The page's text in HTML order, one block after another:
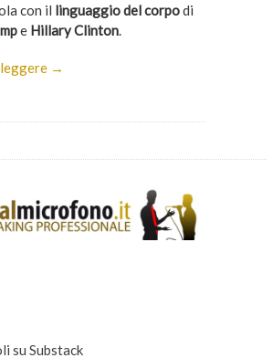
con il linguaggio del corpodi
e Hillary Clinton.
→
su Substack